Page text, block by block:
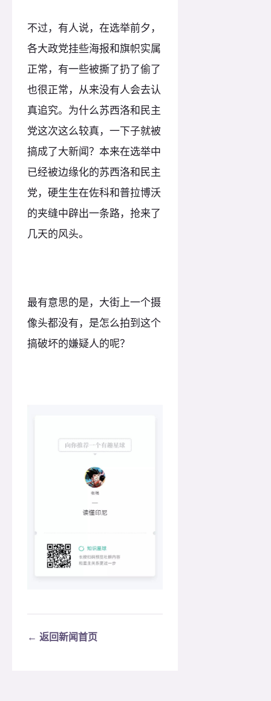
不过，有人说，在选举前夕，
各大政党挂些海报和旗帜实属
正常，有一些被撕了扔了偷了
也很正常，从来没有人会去认
真追究。为什么苏西洛和民主
党这次这么较真，一下子就被
搞成了大新闻？本来在选举中
已经被边缘化的苏西洛和民主
党，硬生生在佐科和普拉博沃
的夹缝中辟出一条路，抢来了
几天的风头。
最有意思的是，大街上一个摄
像头都没有，是怎么拍到这个
搞破坏的嫌疑人的呢？
← 返回新闻首页